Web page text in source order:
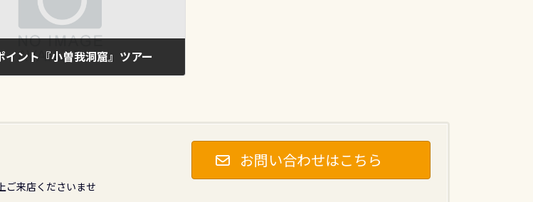
イント『小曽我洞窟』ツアー
ご来店くださいませ
お問い合わせはこちら